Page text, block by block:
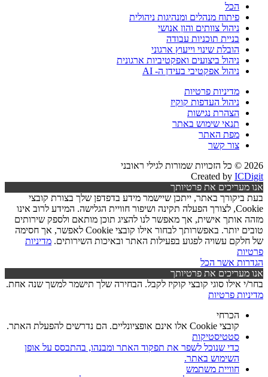
הכל
פיתוח מנהלים ומנהיגות ניהולית
ניהול צוותים והון אנושי
בניית תוכניות עבודה
הובלת שינוי וייעוץ ארגוני
ניהול ביצועים ואפקטיביות ארגונית
ניהול אפקטיבי בעידן ה- AI
מדיניות פרטיות
ניהול העדפות קוקיז
הצהרת נגישות
תנאי שימוש באתר
מפת האתר
צור קשר
2026 © כל הזכויות שמורות לגילי ראובני
Created by ICDigit
אנו מעריכים את פרטיותך
בעת ביקורך באתר, ייתכן שיישמר מידע בדפדפן שלך בצורת קובצי
Cookie, לצורך הפעלה תקינה ושיפור חוויית הגלישה. המידע לרוב אינו
מזהה אותך אישית, אך מאפשר לנו להציג תוכן מותאם ולספק שירותים
טובים יותר. באפשרותך לבחור אילו קובצי Cookie לאפשר, אך חסימה
של חלקם עשויה לפגוע בפעילות האתר ובאיכות השירותים. מדיניות
פרטיות
הגדרות אשר הכל
אנו מעריכים את פרטיותך
בחר/י אילו סוגי קובצי קוקיז לקבל. הבחירה שלך תישמר למשך שנה אחת.
מדיניות פרטיות
הכרחי
קובצי Cookie אלו אינם אופציונליים. הם נדרשים להפעלת האתר.
סטטיסטיקות
כדי שנוכל לשפר את תפקוד האתר ומבנהו, בהתבסס על אופן
השימוש באתר.
חוויית משתמש